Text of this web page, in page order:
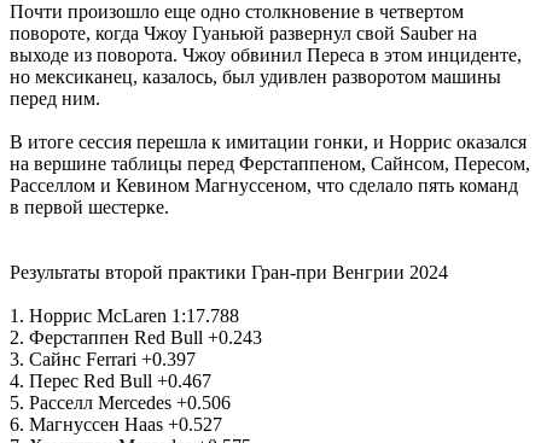
Почти произошло еще одно столкновение в четвертом
повороте, когда Чжоу Гуаньюй развернул свой Sauber на
выходе из поворота. Чжоу обвинил Переса в этом инциденте,
но мексиканец, казалось, был удивлен разворотом машины
перед ним.
В итоге сессия перешла к имитации гонки, и Норрис оказался
на вершине таблицы перед Ферстаппеном, Сайнсом, Пересом,
Расселлом и Кевином Магнуссеном, что сделало пять команд
в первой шестерке.
Результаты второй практики Гран-при Венгрии 2024
1. Норрис McLaren 1:17.788
2. Ферстаппен Red Bull +0.243
3. Сайнс Ferrari +0.397
4. Перес Red Bull +0.467
5. Расселл Mercedes +0.506
6. Магнуссен Haas +0.527